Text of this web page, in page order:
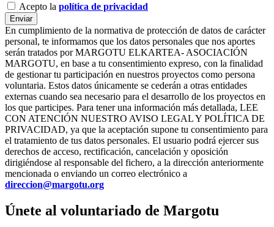
Acepto la política de privacidad
Enviar
En cumplimiento de la normativa de protección de datos de carácter
personal, te informamos que los datos personales que nos aportes
serán tratados por MARGOTU ELKARTEA- ASOCIACIÓN
MARGOTU, en base a tu consentimiento expreso, con la finalidad
de gestionar tu participación en nuestros proyectos como persona
voluntaria. Estos datos únicamente se cederán a otras entidades
externas cuando sea necesario para el desarrollo de los proyectos en
los que participes. Para tener una información más detallada, LEE
CON ATENCIÓN NUESTRO AVISO LEGAL Y POLÍTICA DE
PRIVACIDAD, ya que la aceptación supone tu consentimiento para
el tratamiento de tus datos personales. El usuario podrá ejercer sus
derechos de acceso, rectificación, cancelación y oposición
dirigiéndose al responsable del fichero, a la dirección anteriormente
mencionada o enviando un correo electrónico a
direccion@margotu.org
Únete al voluntariado de Margotu